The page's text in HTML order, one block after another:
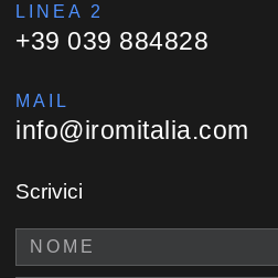
LINEA 2
+39 039 884828
MAIL
info@iromitalia.com
Scrivici